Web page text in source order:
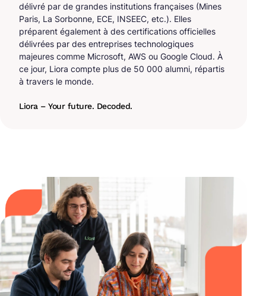
délivré par de grandes institutions françaises (Mines
Paris, La Sorbonne, ECE, INSEEC, etc.). Elles
préparent également à des certifications officielles
délivrées par des entreprises technologiques
majeures comme Microsoft, AWS ou Google Cloud. À
ce jour, Liora compte plus de 50 000 alumni, répartis
à travers le monde.
Liora – Your future. Decoded.